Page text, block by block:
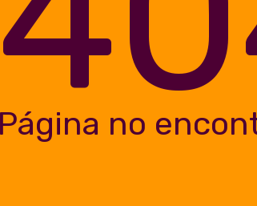
Página no